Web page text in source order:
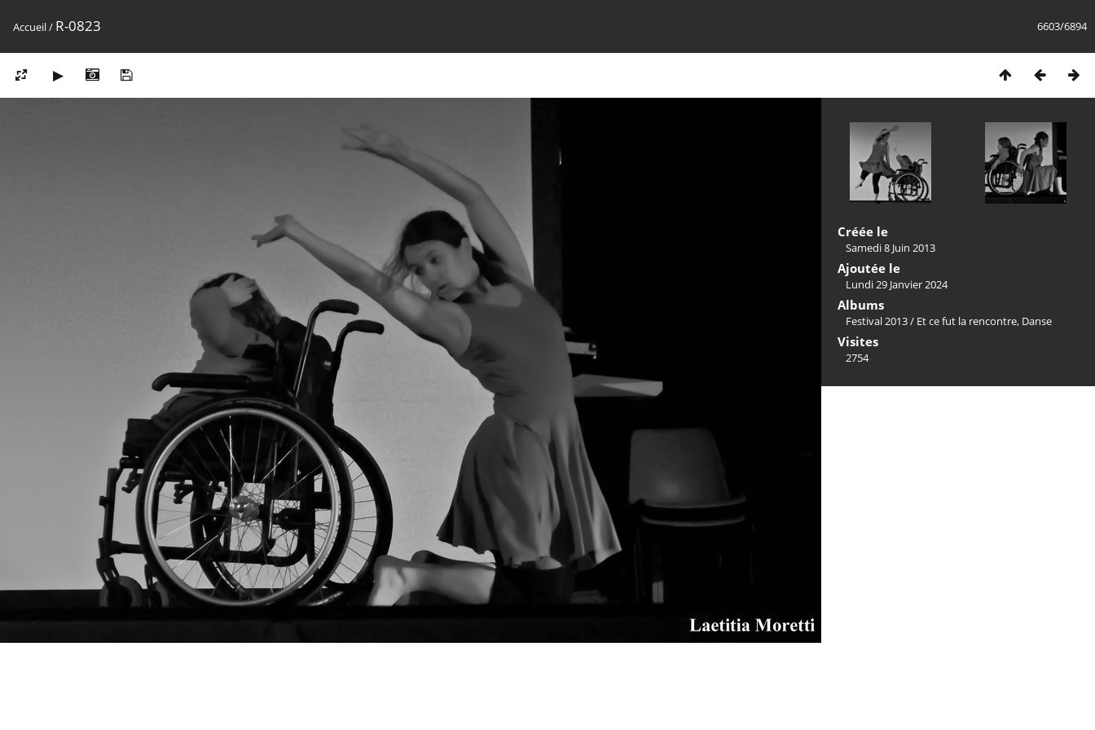
6603/6894
Accueil/ R-0823
Créée le
Samedi 8 Juin 2013
Ajoutée le
Lundi 29 Janvier 2024
Albums
Festival 2013/ Et ce fut la rencontre, Danse
Visites
2754